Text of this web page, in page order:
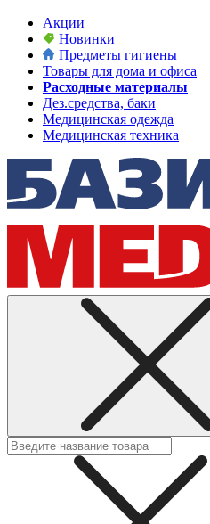
Акции
Новинки
Предметы гигиены
Товары для дома и офиса
Расходные материалы
Дез.средства, баки
Медицинская одежда
Медицинская техника